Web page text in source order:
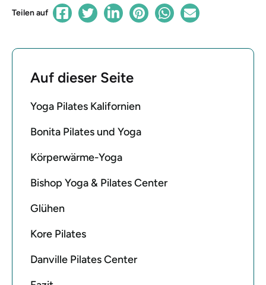
Teilen auf
Auf dieser Seite
Yoga Pilates Kalifornien
Bonita Pilates und Yoga
Körperwärme-Yoga
Bishop Yoga & Pilates Center
Glühen
Kore Pilates
Danville Pilates Center